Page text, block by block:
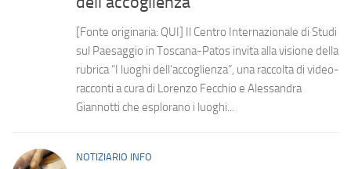
[Fonte originaria: QUI] Il Centro Internazionale di Studi
sul Paesaggio in Toscana-Patos invita alla visione della
rubrica “I luoghi dell’accoglienza”, una raccolta di video-
racconti a cura di Lorenzo Fecchio e Alessandra
Giannotti che esplorano i luoghi...
NOTIZIARIO INFO